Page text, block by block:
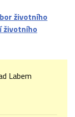
životního
životního
Labem